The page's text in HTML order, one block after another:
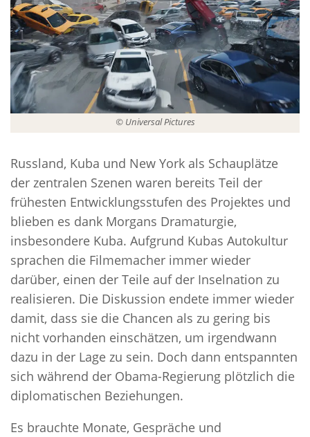
© Universal Pictures
Russland, Kuba und New York als Schauplätze
der zentralen Szenen waren bereits Teil der
frühesten Entwicklungsstufen des Projektes und
blieben es dank Morgans Dramaturgie,
insbesondere Kuba. Aufgrund Kubas Autokultur
sprachen die Filmemacher immer wieder
darüber, einen der Teile auf der Inselnation zu
realisieren. Die Diskussion endete immer wieder
damit, dass sie die Chancen als zu gering bis
nicht vorhanden einschätzen, um irgendwann
dazu in der Lage zu sein. Doch dann entspannten
sich während der Obama-Regierung plötzlich die
diplomatischen Beziehungen.
Es brauchte Monate, Gespräche und